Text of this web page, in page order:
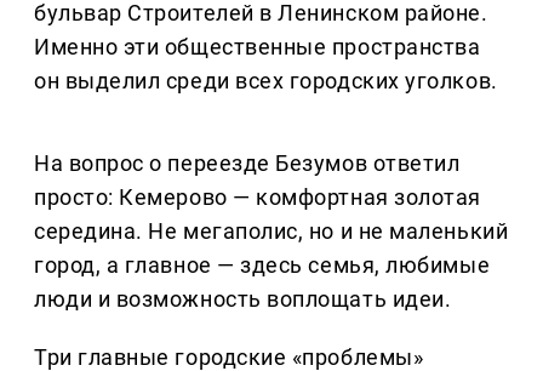
бульвар Строителей в Ленинском районе.
Именно эти общественные пространства
он выделил среди всех городских уголков.
На вопрос о переезде Безумов ответил
просто: Кемерово — комфортная золотая
середина. Не мегаполис, но и не маленький
город, а главное — здесь семья, любимые
люди и возможность воплощать идеи.
Три главные городские «проблемы»